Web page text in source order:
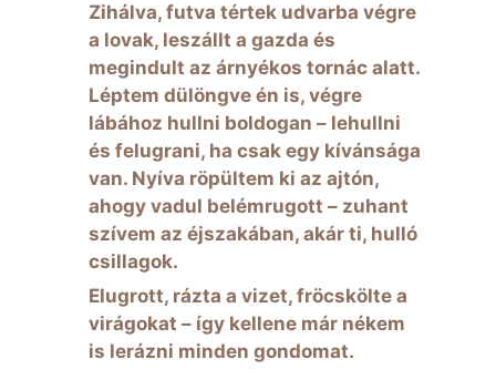
Zihálva, futva tértek udvarba végre
a lovak, leszállt a gazda és
megindult az árnyékos tornác alatt.
Léptem dülöngve én is, végre
lábához hullni boldogan – lehullni
és felugrani, ha csak egy kívánsága
van. Nyíva röpültem ki az ajtón,
ahogy vadul belémrugott – zuhant
szívem az éjszakában, akár ti, hulló
csillagok.
Elugrott, rázta a vizet, fröcskölte a
virágokat – így kellene már nékem
is lerázni minden gondomat.